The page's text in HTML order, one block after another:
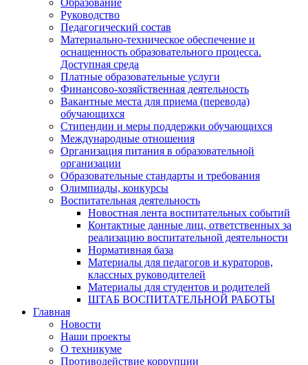
Руководство
Педагогический состав
Материально-техническое обеспечение и
оснащенность образовательного процесса.
Доступная среда
Платные образовательные услуги
Финансово-хозяйственная деятельность
Вакантные места для приема (перевода)
обучающихся
Стипендии и меры поддержки обучающихся
Международные отношения
Организация питания в образовательной
организации
Образовательные стандарты и требования
Олимпиады, конкурсы
Воспитательная деятельность
Новостная лента воспитательных событий
Контактные данные лиц, ответственных за
реализацию воспитательной деятельности
Нормативная база
Материалы для педагогов и кураторов,
классных руководителей
Материалы для студентов и родителей
ШТАБ ВОСПИТАТЕЛЬНОЙ РАБОТЫ
Главная
Новости
Наши проекты
О техникуме
Противодействие коррупции